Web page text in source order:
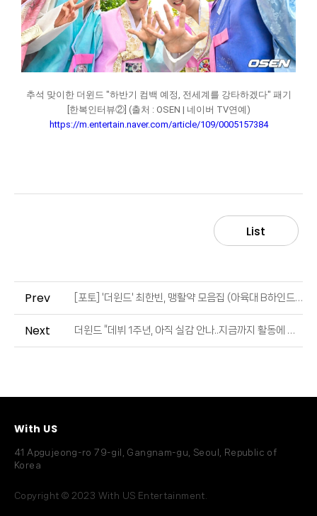
추석 맞이한 더윈드 "하반기 컴백 예정, 전세계를 강타하겠다" 패기
[한복인터뷰②] (출처 : OSEN | 네이버 TV연예)
https://m.entertain.naver.com/article/109/0005157384
List
Prev [포토] '더윈드' 최한빈, 맹활약 모음집 (아육대 B하인드) (출처 : MBC연예 | 네이버 TV연예)
Next 더윈드 “데뷔 1주년, 아직 실감 안나..지금까지 활동에 제 점수는요” [한복인터뷰①] (출처 : OSEN | 네이버 TV연예)
With US
41 Apgujeong-ro 79-gil, Gangnam-gu, Seoul, Republic of
Korea
Copyright © 2023 With US Entertainment.